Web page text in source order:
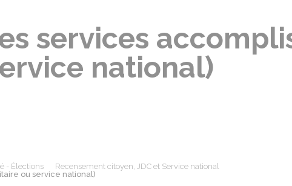
services
national)
- Élections
Recensement citoyen, JDC et Service national
ou service national)